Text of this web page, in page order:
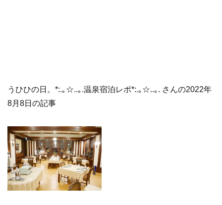
うひひの日。*:.｡☆..｡.温泉宿泊レポ*:.｡☆..｡. さんの2022年
8月8日の記事